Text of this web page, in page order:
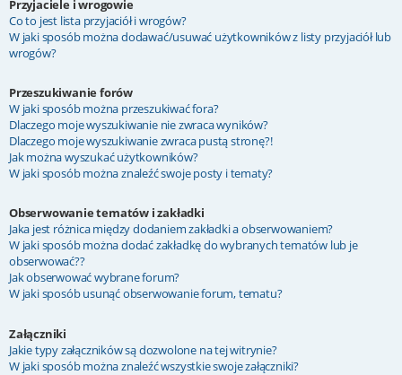
Przyjaciele i wrogowie
Co to jest lista przyjaciół i wrogów?
W jaki sposób można dodawać/usuwać użytkowników z listy przyjaciół lub
wrogów?
Przeszukiwanie forów
W jaki sposób można przeszukiwać fora?
Dlaczego moje wyszukiwanie nie zwraca wyników?
Dlaczego moje wyszukiwanie zwraca pustą stronę?!
Jak można wyszukać użytkowników?
W jaki sposób można znaleźć swoje posty i tematy?
Obserwowanie tematów i zakładki
Jaka jest różnica między dodaniem zakładki a obserwowaniem?
W jaki sposób można dodać zakładkę do wybranych tematów lub je
obserwować??
Jak obserwować wybrane forum?
W jaki sposób usunąć obserwowanie forum, tematu?
Załączniki
Jakie typy załączników są dozwolone na tej witrynie?
W jaki sposób można znaleźć wszystkie swoje załączniki?